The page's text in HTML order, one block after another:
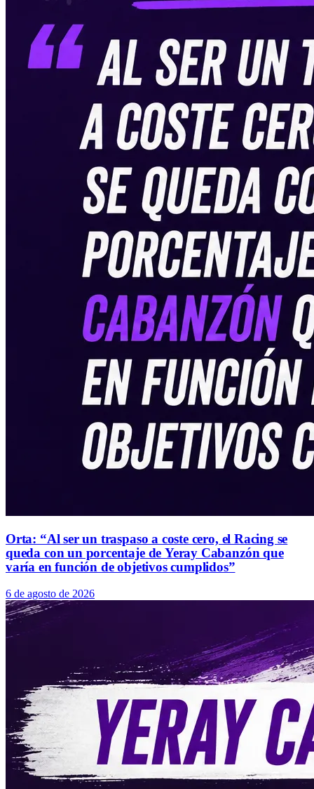
Orta: “Al ser un traspaso a coste cero, el Racing se
queda con un porcentaje de Yeray Cabanzón que
varía en función de objetivos cumplidos”
6 de agosto de 2026